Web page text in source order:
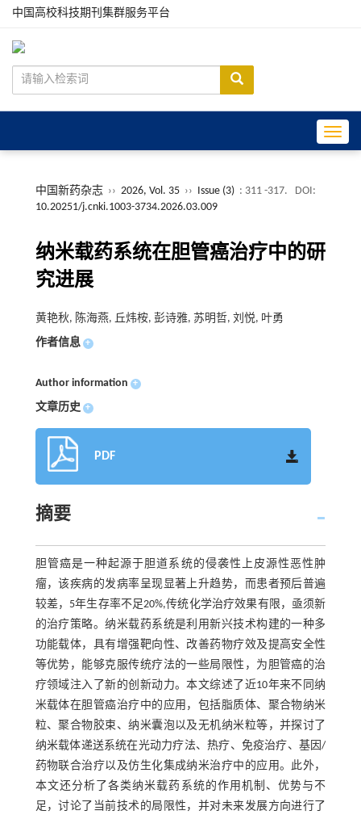
中国高校科技期刊集群服务平台
中国新药杂志 ›› 2026, Vol. 35 ›› Issue (3) : 311 -317.
DOI:
10.20251/j.cnki.1003-3734.2026.03.009
纳米载药系统在胆管癌治疗中的研
究进展
黄艳秋, 陈海燕, 丘炜桉, 彭诗雅, 苏明哲, 刘悦, 叶勇
作者信息 +
Author information +
文章历史 +
PDF
摘要
胆管癌是一种起源于胆道系统的侵袭性上皮源性恶性肿
瘤，该疾病的发病率呈现显著上升趋势，而患者预后普遍
较差，5年生存率不足20%,传统化学治疗效果有限，亟须新
的治疗策略。纳米载药系统是利用新兴技术构建的一种多
功能载体，具有增强靶向性、改善药物疗效及提高安全性
等优势，能够克服传统疗法的一些局限性，为胆管癌的治
疗领域注入了新的创新动力。本文综述了近10年来不同纳
米载体在胆管癌治疗中的应用，包括脂质体、聚合物纳米
粒、聚合物胶束、纳米囊泡以及无机纳米粒等，并探讨了
纳米载体递送系统在光动力疗法、热疗、免疫治疗、基因/
药物联合治疗以及仿生化集成纳米治疗中的应用。此外，
本文还分析了各类纳米载药系统的作用机制、优势与不
足，讨论了当前技术的局限性，并对未来发展方向进行了